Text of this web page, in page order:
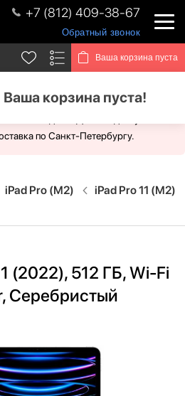
+7 (812) 409-38-67
Обратный звонок
Ваша корзина пуста
Ваша корзина пуста!
без выходных. Для Вас доступен
по Санкт-Петербургу.
iPad Pro (M2) iPad Pro 11 (M2)
(2022), 512 ГБ, Wi-Fi
Cеребристый